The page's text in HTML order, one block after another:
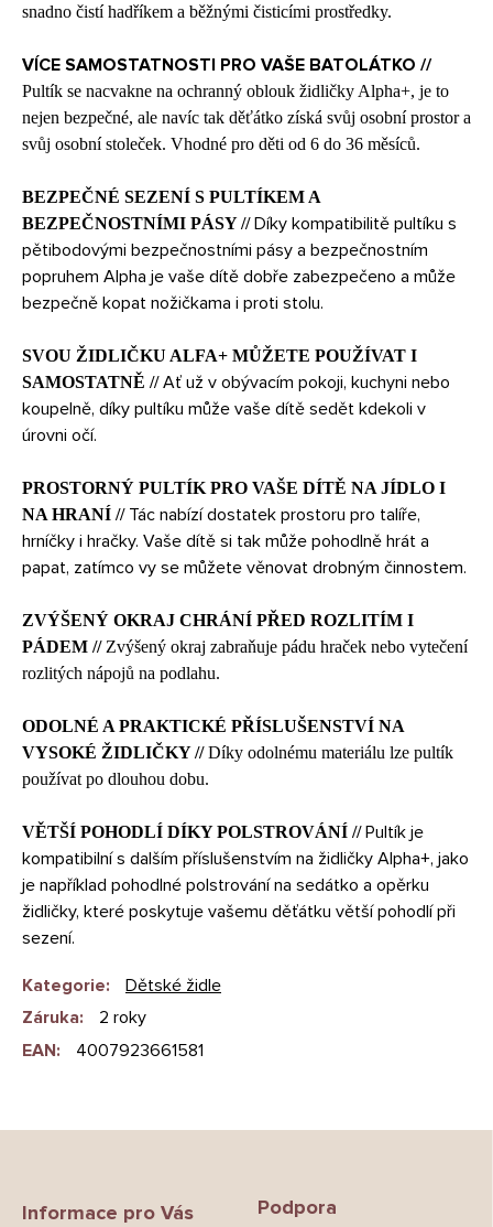
snadno čistí hadříkem a běžnými čisticími prostředky.
VÍCE SAMOSTATNOSTI PRO VAŠE BATOLÁTKO //
Pultík se nacvakne na ochranný oblouk židličky Alpha+, je to
nejen bezpečné, ale navíc tak děťátko získá svůj osobní prostor a
svůj osobní stoleček. Vhodné pro děti od 6 do 36 měsíců.
BEZPEČNÉ SEZENÍ S PULTÍKEM A
BEZPEČNOSTNÍMI PÁSY //Díky kompatibilitě pultíku s
pětibodovými bezpečnostními pásy a bezpečnostním
popruhem Alpha je vaše dítě dobře zabezpečeno a může
bezpečně kopat nožičkama i proti stolu.
SVOU ŽIDLIČKU ALFA+ MŮŽETE POUŽÍVAT I
SAMOSTATNĚ //Ať už v obývacím pokoji, kuchyni nebo
koupelně, díky pultíku může vaše dítě sedět kdekoli v
úrovni očí.
PROSTORNÝ PULTÍK PRO VAŠE DÍTĚ NA JÍDLO I
NA HRANÍ // Tác nabízí dostatek prostoru pro talíře,
hrníčky i hračky. Vaše dítě si tak může pohodlně hrát a
papat, zatímco vy se můžete věnovat drobným činnostem.
ZVÝŠENÝ OKRAJ CHRÁNÍ PŘED ROZLITÍM I
PÁDEM // Zvýšený okraj zabraňuje pádu hraček nebo vytečení
rozlitých nápojů na podlahu.
ODOLNÉ A PRAKTICKÉ PŘÍSLUŠENSTVÍ NA
VYSOKÉ ŽIDLIČKY //Díky odolnému materiálu lze pultík
používat po dlouhou dobu.
VĚTŠÍ POHODLÍ DÍKY POLSTROVÁNÍ //Pultík je
kompatibilní s dalším příslušenstvím na židličky Alpha+, jako
je například pohodlné polstrování na sedátko a opěrku
židličky, které poskytuje vašemu děťátku větší pohodlí při
sezení.
Kategorie:
Dětské židle
Záruka:
2 roky
EAN: 4007923661581
Informace pro Vás Podpora